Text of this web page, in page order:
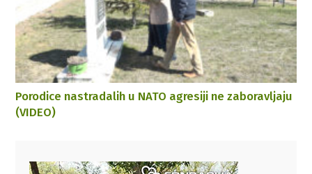
Porodice nastradalih u NATO agresiji ne zaboravljaju
(VIDEO)